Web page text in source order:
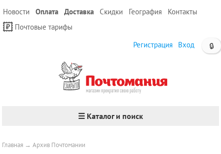
Новости Оплата Доставка Скидки География
Контакты
Почтовые тарифы
🔒
Регистрация Вход
☰ Каталог и поиск
Главная →Архив Почтомании